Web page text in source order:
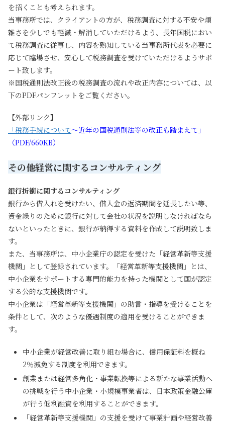
を招くことも考えられます。
当事務所では、クライアントの方が、税務調査に対する不安や煩
雑さを少しでも軽減・解消していただけるよう、長年国税におい
て税務調査に従事し、内容を熟知している当事務所代表を必要に
応じて臨場させ、安心して税務調査を受けていただけるようサポ
ート致します。
※国税通則法改正後の税務調査の流れや改正内容については、以
下のPDFパンフレットをご覧ください。
【外部リンク】
「税務手続について～近年の国税通則法等の改正も踏まえて」
（PDF/660KB）
その他経営に関するコンサルティング
銀行折衝に関するコンサルティング
銀行から借入れを受けたい、借入金の返済期間を延長したい等、
資金繰りのために銀行に対して会社の状況を説明しなければなら
ないといったときに、銀行が納得する資料を作成して説明致しま
す。
また、当事務所は、中小企業庁の認定を受けた「経営革新等支援
機関」として登録されています。「経営革新等支援機関」とは、
中小企業をサポートする専門的能力を持った機関として国が認定
する公的な支援機関です。
中小企業は「経営革新等支援機関」の助言・指導を受けることを
条件として、次のような優遇制度の適用を受けることができま
す。
中小企業が経営改善に取り組む場合に、信用保証料を概ね
2％減免する制度を利用できます。
創業または経営多角化・事業転換等による新たな事業活動へ
の挑戦を行う中小企業・小規模事業者は、日本政策金融公庫
が行う低利融資を利用することができます。
「経営革新等支援機関」の支援を受けて事業計画や経営改善